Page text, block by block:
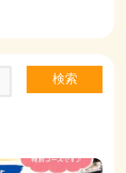
検索